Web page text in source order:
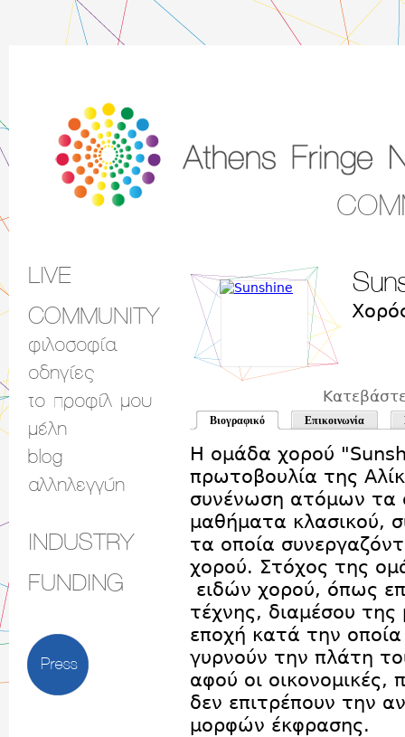
Βιογραφικό Επικοινωνία
Η ομάδα χορού
πρωτοβουλία της
συνένωση ατόμων τα
μαθήματα κλασικού,
τα οποία
χορού. Στόχος της
ειδών χορού, όπως
τέχνης, διαμέσου της
εποχή κατά την
γυρνούν την πλάτη
αφού οι οικονομικές,
δεν επιτρέπουν την
μορφών έκφρασης.
Main menu
LIVE
COMMUNITY
INDUSTRY
FUNDING
Press
φιλοσοφία
οδηγίες
το προφίλ μου
μέλη
blog
αλληλεγγύη